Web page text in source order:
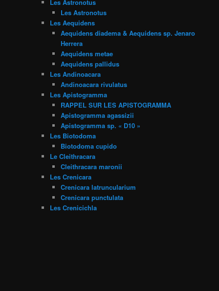
Les Astronotus
Les Astronotus
Les Aequidens
Aequidens diadema & Aequidens sp. Jenaro
Herrera
Aequidens metae
Aequidens pallidus
Les Andinoacara
Andinoacara rivulatus
Les Apistogramma
RAPPEL SUR LES APISTOGRAMMA
Apistogramma agassizii
Apistogramma sp. « D10 »
Les Biotodoma
Biotodoma cupido
Le Cleithracara
Cleithracara maronii
Les Crenicara
Crenicara latruncularium
Crenicara punctulata
Les Crenicichla